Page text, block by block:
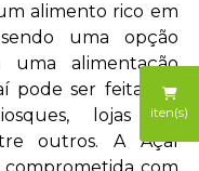
iten(s)
alimento rico em
uma opção
uma alimentação
pode ser feita em
lojas de
outros. A Açaí